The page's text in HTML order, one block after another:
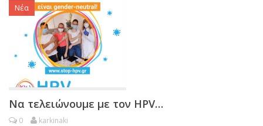
Νέα
Να τελειώνουμε με τον HPV…
0 karkinaki